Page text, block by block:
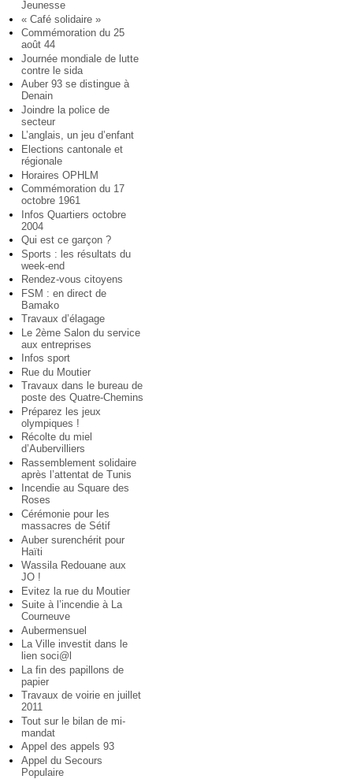
Jeunesse
« Café solidaire »
Commémoration du 25
août 44
Journée mondiale de lutte
contre le sida
Auber 93 se distingue à
Denain
Joindre la police de
secteur
L’anglais, un jeu d’enfant
Elections cantonale et
régionale
Horaires OPHLM
Commémoration du 17
octobre 1961
Infos Quartiers octobre
2004
Qui est ce garçon ?
Sports : les résultats du
week-end
Rendez-vous citoyens
FSM : en direct de
Bamako
Travaux d’élagage
Le 2ème Salon du service
aux entreprises
Infos sport
Rue du Moutier
Travaux dans le bureau de
poste des Quatre-Chemins
Préparez les jeux
olympiques !
Récolte du miel
d’Aubervilliers
Rassemblement solidaire
après l’attentat de Tunis
Incendie au Square des
Roses
Cérémonie pour les
massacres de Sétif
Auber surenchérit pour
Haïti
Wassila Redouane aux
JO !
Evitez la rue du Moutier
Suite à l’incendie à La
Courneuve
Aubermensuel
La Ville investit dans le
lien soci@l
La fin des papillons de
papier
Travaux de voirie en juillet
2011
Tout sur le bilan de mi-
mandat
Appel des appels 93
Appel du Secours
Populaire